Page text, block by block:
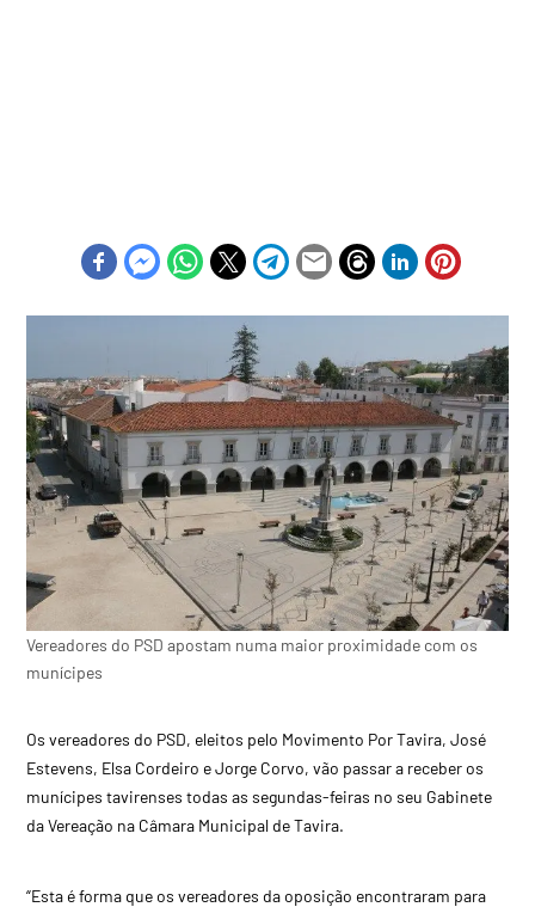
Vereadores do PSD apostam numa maior proximidade com os
munícipes
Os vereadores do PSD, eleitos pelo Movimento Por Tavira, José
Estevens, Elsa Cordeiro e Jorge Corvo, vão passar a receber os
munícipes tavirenses todas as segundas-feiras no seu Gabinete
da Vereação na Câmara Municipal de Tavira.
“Esta é forma que os vereadores da oposição encontraram para